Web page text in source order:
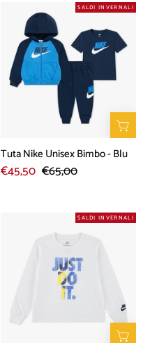
Tuta
Nike
Unisex
Bimbo
Blu
SALDI INVERNALI
Tuta Nike Unisex Bimbo - Blu
€45,50 €65,00
T-
Shirt
Nike
Unisex
Bimbo
SALDI INVERNALI